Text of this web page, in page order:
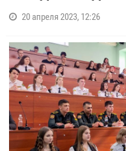
20 апреля 2023, 12:26